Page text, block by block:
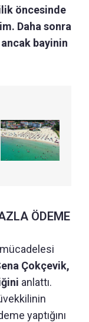
öncesinde
Daha sonra
bayinin
ÖDEME
Çokçevik,
anlattı.
yaptığını